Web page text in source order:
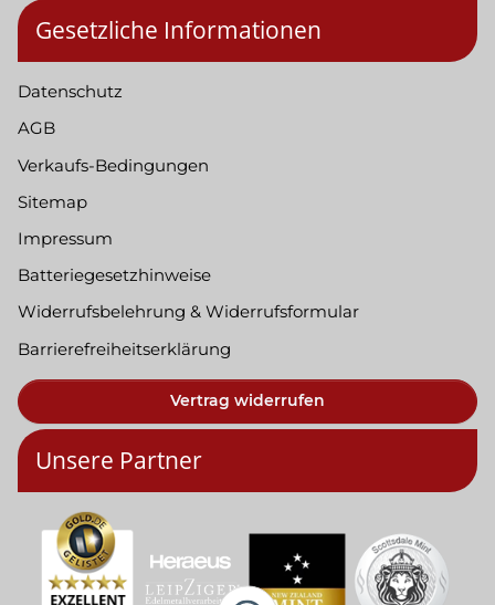
Gesetzliche Informationen
Datenschutz
AGB
Verkaufs-Bedingungen
Sitemap
Impressum
Batteriegesetzhinweise
Widerrufsbelehrung & Widerrufsformular
Barrierefreiheitserklärung
Vertrag widerrufen
Unsere Partner